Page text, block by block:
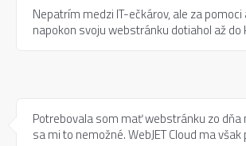
Nepatrím medzi IT-ečkárov, ale za
napokon svoju webstránku dotiahol až do
Potrebovala som mať webstránku zo dňa
sa mi to nemožné. WebJET Cloud ma